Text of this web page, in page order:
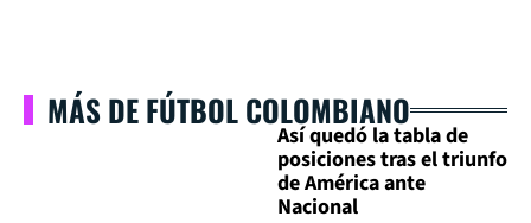
MÁS DE FÚTBOL COLOMBIANO
Así quedó la tabla de
posiciones tras el triunfo
de América ante
Nacional